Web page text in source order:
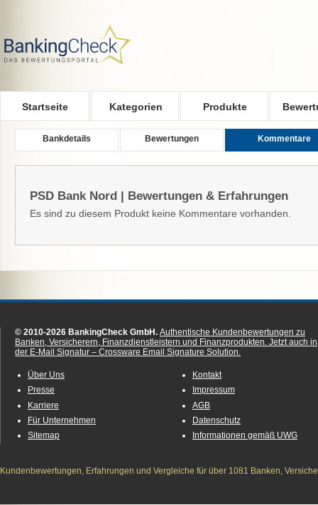
Startseite Kategorien Produkte
Bankdetails Bewertungen Kommentare
PSD Bank Nord | Bewertungen & Erfahrungen
Es sind zu diesem Produkt keine Kommentare vorhanden.
© 2010-2026 BankingCheck GmbH. Authentische Kundenbewertungen zu
Banken, Versicherern, Finanzdienstleistern und Finanzprodukten. Jetzt auch in
der E-Mail Signatur – Crossware Email Signature Solution.
Über Uns
Presse
Karriere
Für Unternehmen
Sitemap
Kontakt
Impressum
AGB
Datenschutz
Informationen gemäß UWG
Kundenbewertungen, Erfahrungen und Vergleiche für über 1081 Banken,